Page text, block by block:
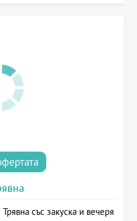
със закуска и вечеря